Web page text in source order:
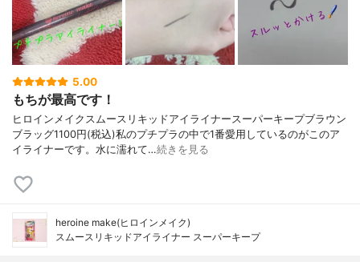
5.00
もちが最高です！
ヒロインメイクスムースリキッドアイライナースーパーキープブラウン
ブラッグ1100円(税込)私のプチプラの中で1番愛用しているのがこのア
イライナーです。水に濡れて…続きを見る
heroine make(ヒロインメイク)
スムースリキッドアイライナー スーパーキープ